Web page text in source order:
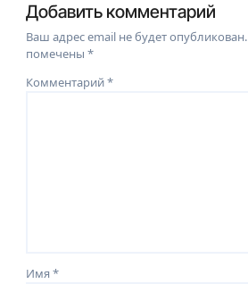
Добавить комментарий
Ваш адрес email не будет опубликован.
помечены*
Комментарий*
Имя*